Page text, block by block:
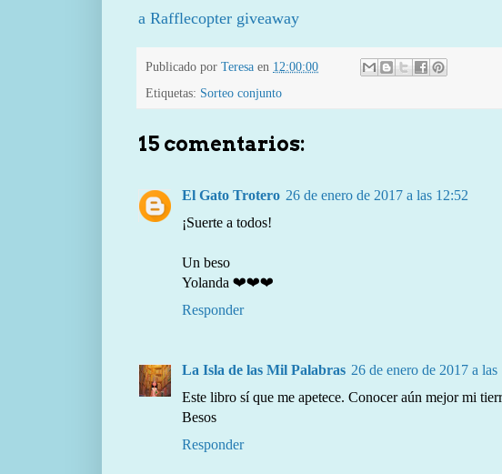
a Rafflecopter giveaway
Publicado por Teresa en 12:00:00
Etiquetas: Sorteo conjunto
15 comentarios:
El Gato Trotero 26 de enero de 2017 a las 12:52
¡Suerte a todos!
Un beso
Yolanda ❤❤❤
Responder
La Isla de las Mil Palabras 26 de enero de 2017 a las
Este libro sí que me apetece. Conocer aún mejor mi
Besos
Responder